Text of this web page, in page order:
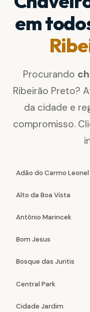
em
Procurando
Ribeirão Preto?
da cidade e
compromisso.
Adão do Carmo Leonel
Alto da Boa Vista
Antônio Marincek
Bom Jesus
Bosque das Juritis
Central Park
Cidade Jardim